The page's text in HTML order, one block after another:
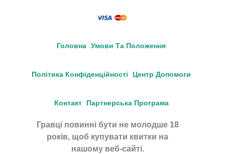
Головна Умови Та Положення
Політика Конфіденційності Центр Допомоги
Контакт Партнерська Програма
Гравці повинні бути не молодше 18
років, щоб купувати квитки на
нашому веб-сайті.